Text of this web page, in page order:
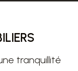
tranquillité